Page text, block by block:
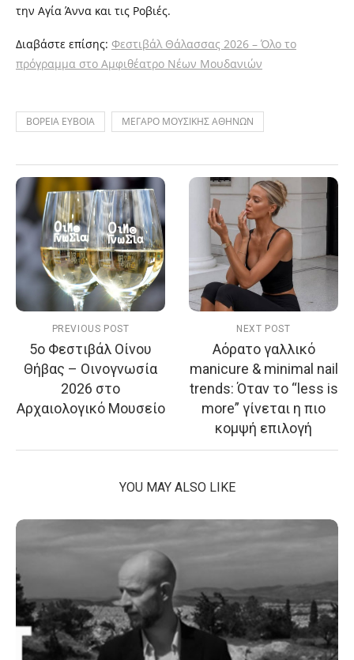
την Αγία Άννα και τις Ροβιές.
Διαβάστε επίσης: Φεστιβάλ Θάλασσας 2026 – Όλο το
πρόγραμμα στο Αμφιθέατρο Νέων Μουδανιών
ΒΟΡΕΙΑ ΕΥΒΟΙΑ ΜΕΓΑΡΟ ΜΟΥΣΙΚΗΣ ΑΘΗΝΩΝ
PREVIOUS POST
5ο Φεστιβάλ Οίνου
Θήβας – Οινογνωσία
2026 στο
Αρχαιολογικό Μουσείο
NEXT POST
Αόρατο γαλλικό
manicure & minimal nail
trends: Όταν το “less is
more” γίνεται η πιο
κομψή επιλογή
YOU MAY ALSO LIKE